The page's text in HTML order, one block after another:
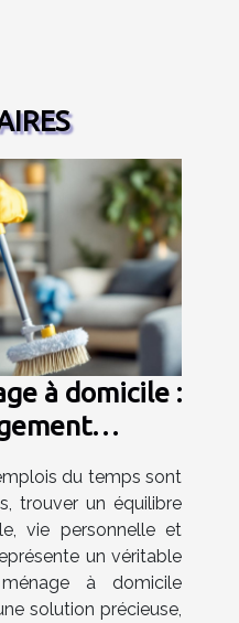
à domicile :
du temps sont
trouver un équilibre
vie personnelle et
un véritable
à domicile
solution précieuse,